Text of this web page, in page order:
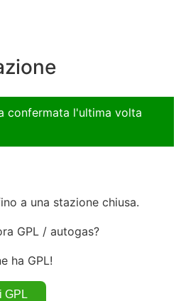
confermata l'ultima volta
a una stazione chiusa.
GPL / autogas?
ha GPL!